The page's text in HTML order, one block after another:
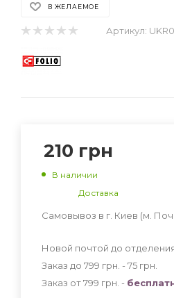
В ЖЕЛАЕМОЕ
Артикул:
210 грн
В наличии
Доставка
Самовывоз в г. Киев (м.
Новой почтой до
Заказ до 799 грн. - 75 грн
Заказ от 799 грн. -